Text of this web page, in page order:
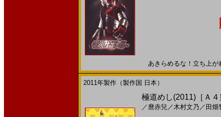
あきらめるな！立ち上
2011年製作（製作国 日本）
極道めし(2011)［Ａ
／ 麿赤兒／木村文乃 ／ 田畑